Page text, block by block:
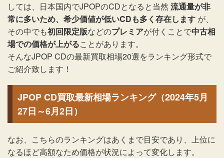
しては、日本国内でJPOPのCDとなると当然 流通量が非
常に多いため、希少価値が低いCDも多く存在します が、
その中でも初回限定版などのプレミアが付くことで中古相
場での価格が上がることがあります。
そんなJPOP CDの最新買取相場20選をランキング形式で
ご紹介致します！
JPOP CD買取最新相場ランキング（2024年5月
27日～6月2日）
なお、こちらのランキングはあくまで目安であり、上位に
なるほど高額なため価格が状況によって変化します。